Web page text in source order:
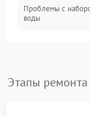
Проблемы с
воды
Этапы